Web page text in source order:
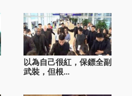
以為自己很紅，保鏢全副
武裝，但根...